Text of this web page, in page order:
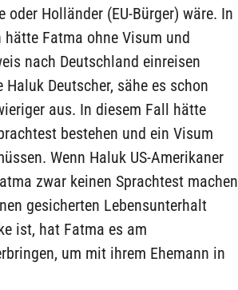
oder Holländer (EU-Bürger) wäre. In
hätte Fatma ohne Visum und
nach Deutschland einreisen
Haluk Deutscher, sähe es schon
aus. In diesem Fall hätte
bestehen und ein Visum
Wenn Haluk US-Amerikaner
zwar keinen Sprachtest machen
gesicherten Lebensunterhalt
ist, hat Fatma es am
um mit ihrem Ehemann in